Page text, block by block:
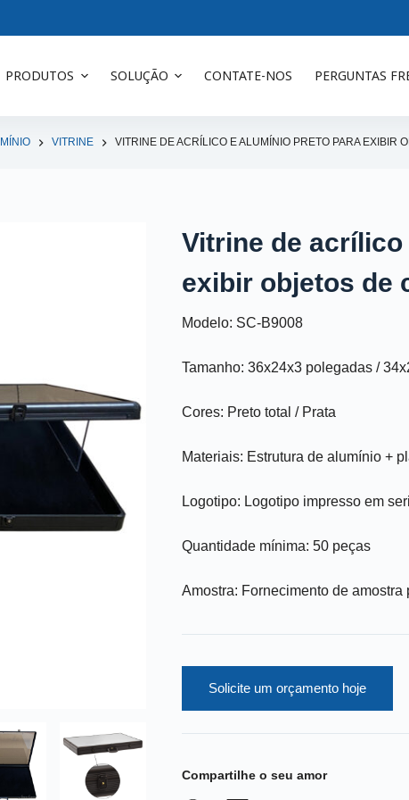
PRODUTOS SOLUÇÃO CONTATE-NOS PERGUNTAS
VITRINE VITRINE DE ACRÍLICO E ALUMÍNIO PRETO PARA EXIBIR
Vitrine de
exibir objetos de
Modelo: SC-B9008
Tamanho: 36x24x3 polegadas /
Cores: Preto total / Prata
Materiais: Estrutura de alumínio +
Logotipo: Logotipo impresso em
Quantidade mínima: 50 peças
Amostra: Fornecimento de
Solicite um orçamento hoje
Compartilhe o seu amor